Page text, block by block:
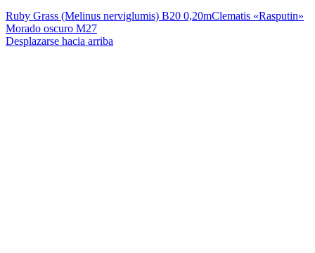
Ruby Grass (Melinus nerviglumis) B20 0,20mClematis «Rasputin»
Morado oscuro M27
Desplazarse hacia arriba